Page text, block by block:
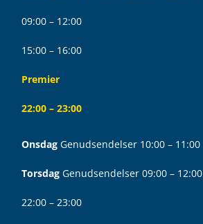
09:00 – 12:00
15:00 – 16:00
Premier
22:00 – 23:00
Onsdag Genudsendelser 10:00 – 11:00
Torsdag Genudsendelser 09:00 – 12:00
22:00 – 23:00